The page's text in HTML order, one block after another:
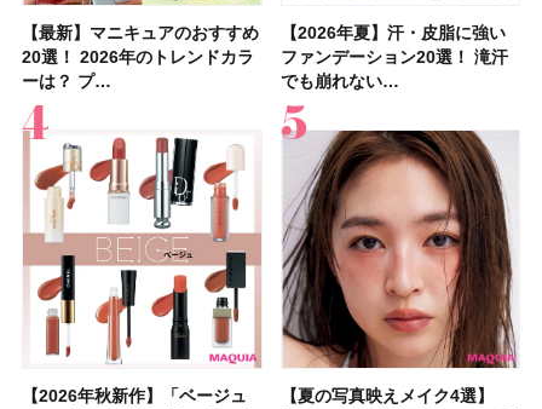
【最新】マニキュアのおすすめ
20選！ 2026年のトレンドカラ
ーは？ プ…
【2026年夏】汗・皮脂に強い
ファンデーション20選！ 滝汗
でも崩れない…
【2026年秋新作】「ベージュ
【夏の写真映えメイク4選】
【石井美保さん】おすすめの
「ブライトニング」11選！ ス
キンケアからサプ…
【クリスマスコフレ2026】ク
リニークのホリデーコフレを一
挙紹介！ 人気…
【2026夏】「シートマスク・
【2026夏】「洗顔料」ランキ
【最新】マニキュアのおすすめ
20選！ 2026年のトレンドカラ
ーは？ プ…
【2026年夏】汗・皮脂に強い
ファンデーション20選！ 滝汗
でも崩れない…
【2026年秋新作】「ベージュ
【夏の写真映えメイク4選】
【2026年】ボディ用日焼け止
めUVのおすすめ20選！ この夏
注目の人気…
【2026夏】「リップケア」ラ
ンキングTOP5！＜美容マニア
集団・マキア…
【ニベア】美容液リップクリー
【石井美保さん・50歳のボディ
【2026夏】「歯磨き粉・オー
ラルケア」ランキングTOP5！
＜美容マニア…
【板野友美さんの美活】「最
近、下の歯の矯正を再開したん
です」オーラルケア…
【2026夏】「インナーケア・
【石井美保さんのおすすめお菓
【2026年夏】おすすめの髪型
36選！ショート・ボブ・ミディ
アム・ロング…
【2026年夏】小顔に見えるボ
ブの髪型37選！ レイヤー・切
りっぱなしな…
【最新】髪のうねり・広がり・
【2026年夏】透明感カラーの
【鈴木えみさんの愛用品30選】
コスメ・スキンケア・ヘアケア
etc.お気に…
【無印良品】スキンケア×衣料
素材の最強タッグで実現！ 着
るだけで保湿でき…
【2026年8月の一粒万倍日】お
【読者プレゼント】羽の見えな
【ルナソルアイシャドウ】アイ
カラーレーションN新色・限定
色をイエベ・ブ…
【セザンヌ】「ブライトカラー
シーラー」新色グリーンが8/7
に発売｜既存色…
【ジョー マローン ロンドン】
先行販売でゲット🧡LUNASOL